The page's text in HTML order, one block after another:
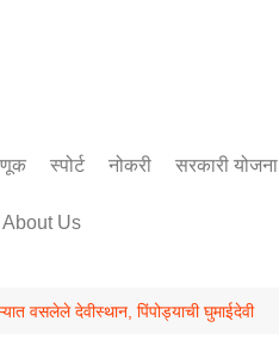
स्पोर्ट नोकरी सरकारी योजना
About Us
वसलेले देवीस्थान, पिंपोड्याची घुमाईदेवी